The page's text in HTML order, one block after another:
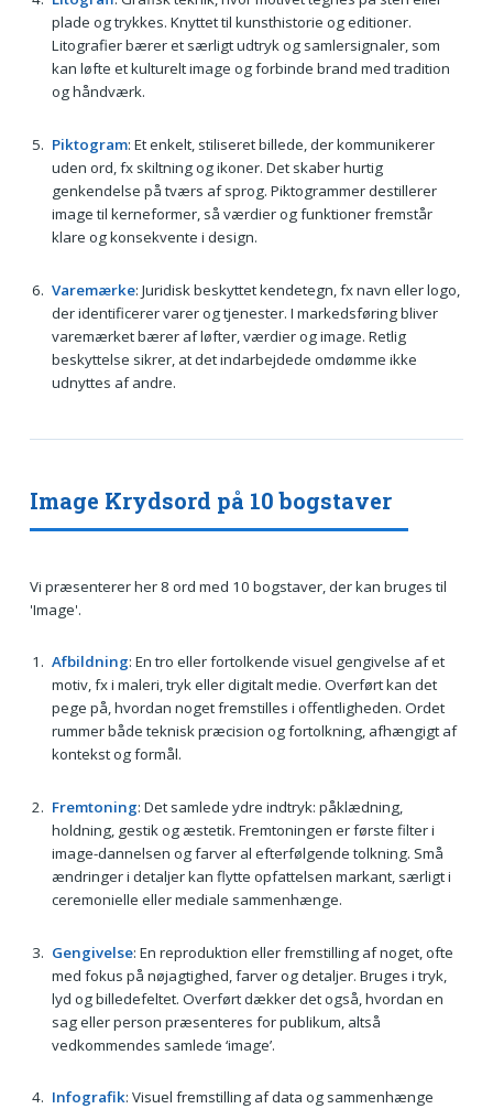
plade og trykkes. Knyttet til kunsthistorie og editioner.
Litografier bærer et særligt udtryk og samlersignaler, som
kan løfte et kulturelt image og forbinde brand med tradition
og håndværk.
Piktogram: Et enkelt, stiliseret billede, der kommunikerer
uden ord, fx skiltning og ikoner. Det skaber hurtig
genkendelse på tværs af sprog. Piktogrammer destillerer
image til kerneformer, så værdier og funktioner fremstår
klare og konsekvente i design.
Varemærke: Juridisk beskyttet kendetegn, fx navn eller logo,
der identificerer varer og tjenester. I markedsføring bliver
varemærket bærer af løfter, værdier og image. Retlig
beskyttelse sikrer, at det indarbejdede omdømme ikke
udnyttes af andre.
Image Krydsord på 10 bogstaver
Vi præsenterer her 8 ord med 10 bogstaver, der kan bruges til
'Image'.
Afbildning: En tro eller fortolkende visuel gengivelse af et
motiv, fx i maleri, tryk eller digitalt medie. Overført kan det
pege på, hvordan noget fremstilles i offentligheden. Ordet
rummer både teknisk præcision og fortolkning, afhængigt af
kontekst og formål.
Fremtoning: Det samlede ydre indtryk: påklædning,
holdning, gestik og æstetik. Fremtoningen er første filter i
image-dannelsen og farver al efterfølgende tolkning. Små
ændringer i detaljer kan flytte opfattelsen markant, særligt i
ceremonielle eller mediale sammenhænge.
Gengivelse: En reproduktion eller fremstilling af noget, ofte
med fokus på nøjagtighed, farver og detaljer. Bruges i tryk,
lyd og billedefeltet. Overført dækker det også, hvordan en
sag eller person præsenteres for publikum, altså
vedkommendes samlede ‘image’.
Infografik: Visuel fremstilling af data og sammenhænge